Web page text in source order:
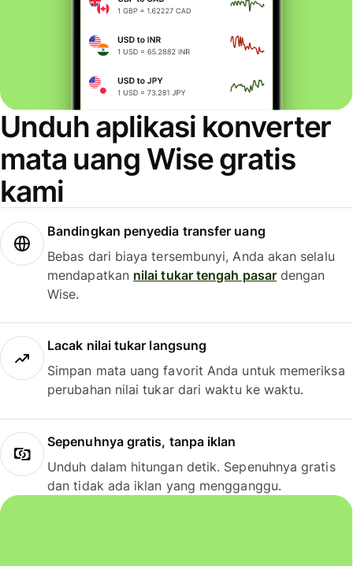
Unduh aplikasi konverter
mata uang Wise gratis
kami
Bandingkan penyedia transfer uang
Bebas dari biaya tersembunyi, Anda akan selalu
mendapatkan nilai tukar tengah pasardengan
Wise.
Lacak nilai tukar langsung
Simpan mata uang favorit Anda untuk memeriksa
perubahan nilai tukar dari waktu ke waktu.
Sepenuhnya gratis, tanpa iklan
Unduh dalam hitungan detik. Sepenuhnya gratis
dan tidak ada iklan yang mengganggu.